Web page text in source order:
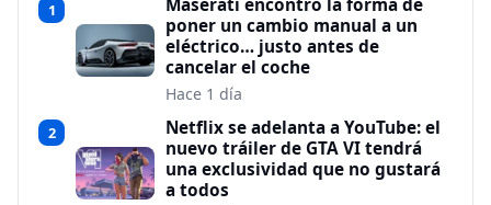
1
Maserati encontró la forma de
poner un cambio manual a un
eléctrico… justo antes de
cancelar el coche
Hace 1 día
2
Netflix se adelanta a YouTube: el
nuevo tráiler de GTA VI tendrá
una exclusividad que no gustará
a todos